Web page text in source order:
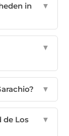
in
▼
▼
▼
de Los
▼